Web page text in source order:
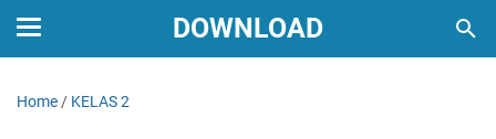
DOWNLOAD
Home / KELAS 2